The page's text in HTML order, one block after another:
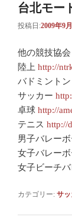
台北モー
投稿日:2009年9
他の競技協会
陸上 http://
バドミントン
サッカー
卓球 http://
テニス http://
男子バレー
女子バレー
女子ビーチ
カテゴリー: サ